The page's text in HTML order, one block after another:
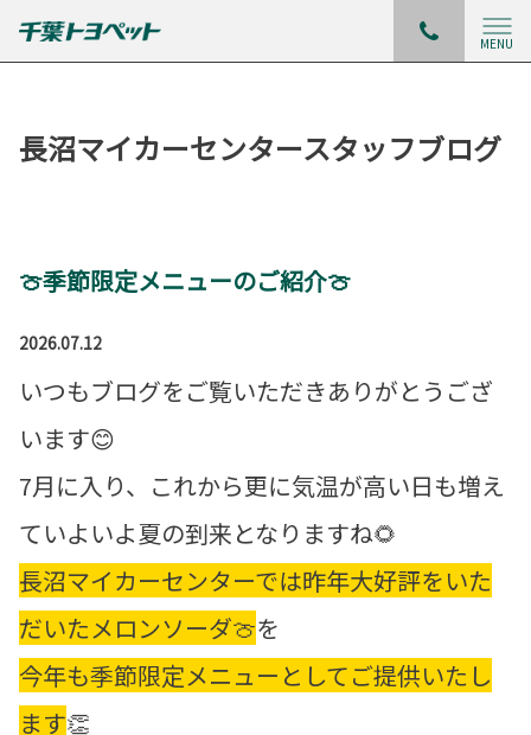
MENU
長沼マイカーセンタースタッフブログ
🍈季節限定メニューのご紹介🍈
2026.07.12
いつもブログをご覧いただきありがとうござ
います😊
7月に入り、これから更に気温が高い日も増え
ていよいよ夏の到来となりますね🌻
長沼マイカーセンターでは昨年大好評をいた
だいたメロンソーダ🍈を
今年も季節限定メニューとしてご提供いたし
ます👏